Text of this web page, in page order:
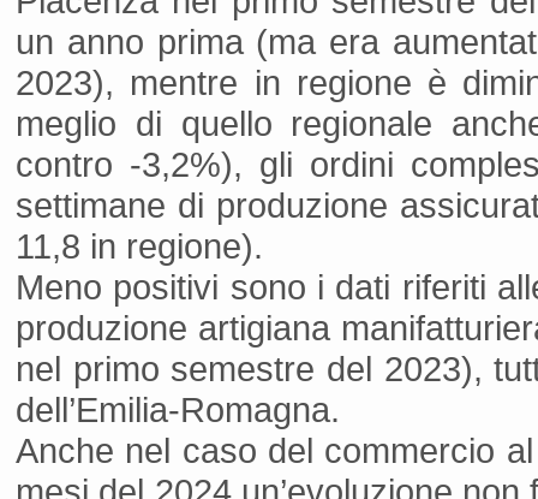
un anno prima (ma era
2023), mentre in regione è
meglio di quello regionale
contro -3,2%), gli ordini
settimane di produzione
11,8 in regione).
Meno positivi sono i dati riferiti
produzione artigiana
nel primo semestre del 2023),
dell’Emilia-Romagna.
Anche nel caso del commercio